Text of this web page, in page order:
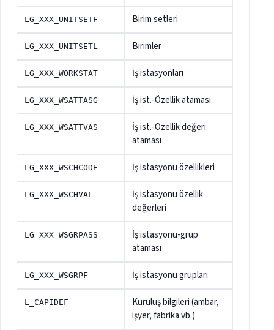
LG_XXX_UNITSETF Birim setleri
LG_XXX_UNITSETL Birimler
LG_XXX_WORKSTAT İş istasyonları
LG_XXX_WSATTASG İş ist.-Özellik ataması
LG_XXX_WSATTVAS
İş ist.-Özellik değeri
ataması
LG_XXX_WSCHCODE İş istasyonu özellikleri
LG_XXX_WSCHVAL
İş istasyonu özellik
değerleri
LG_XXX_WSGRPASS
İş istasyonu-grup
ataması
LG_XXX_WSGRPF İş istasyonu grupları
L_CAPIDEF
Kuruluş bilgileri (ambar,
işyer, fabrika vb.)